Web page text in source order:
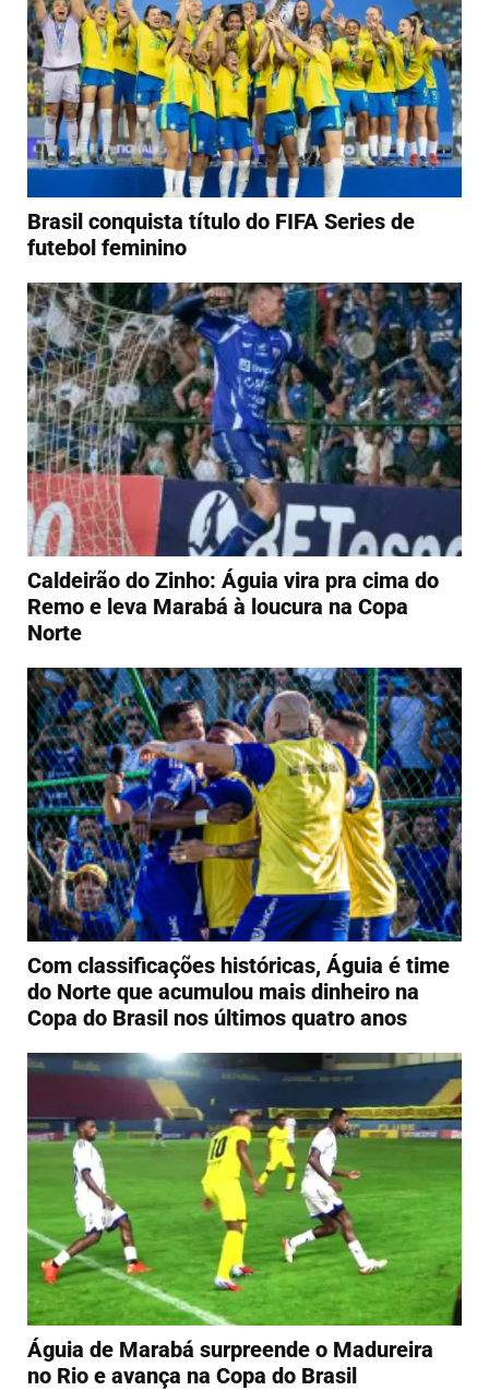
Brasil conquista título do FIFA Series de
futebol feminino
Caldeirão do Zinho: Águia vira pra cima do
Remo e leva Marabá à loucura na Copa
Norte
Com classificações históricas, Águia é time
do Norte que acumulou mais dinheiro na
Copa do Brasil nos últimos quatro anos
Águia de Marabá surpreende o Madureira
no Rio e avança na Copa do Brasil